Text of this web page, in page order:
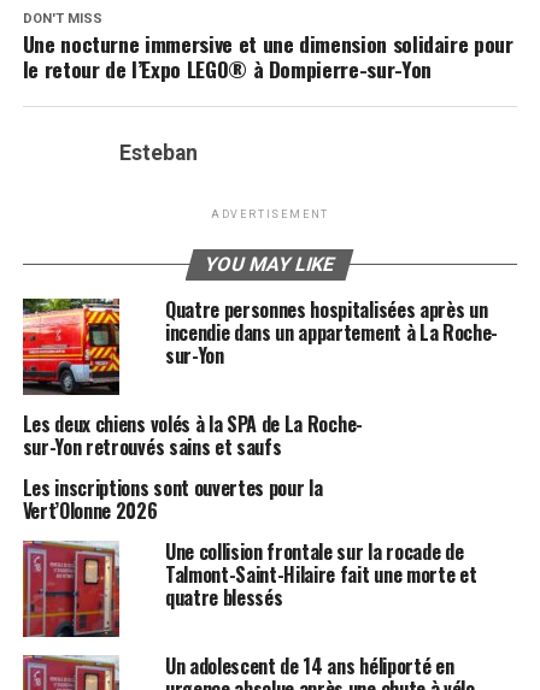
DON'T MISS
Une nocturne immersive et une dimension solidaire pour
le retour de l’Expo LEGO® à Dompierre-sur-Yon
Esteban
ADVERTISEMENT
YOU MAY LIKE
Quatre personnes hospitalisées après un
incendie dans un appartement à La Roche-
sur-Yon
Les deux chiens volés à la SPA de La Roche-
sur-Yon retrouvés sains et saufs
Les inscriptions sont ouvertes pour la
Vert’Olonne 2026
Une collision frontale sur la rocade de
Talmont-Saint-Hilaire fait une morte et
quatre blessés
Un adolescent de 14 ans héliporté en